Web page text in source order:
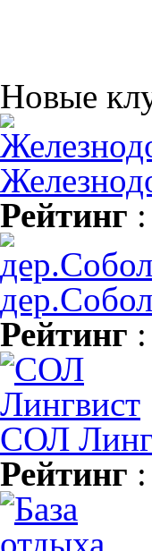
Новые
Рейтинг
Рейтинг
СОЛ
Рейтинг